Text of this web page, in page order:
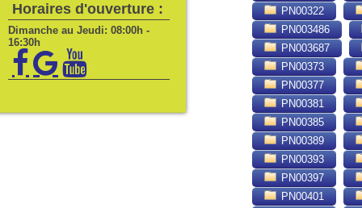
PN00322
PN003486
PN003687
PN00373
PN00377
PN00381
PN00385
PN00389
PN00393
PN00397
PN00401
Horaires d'ouverture :
Dimanche au Jeudi: 08:00h -
16:30h